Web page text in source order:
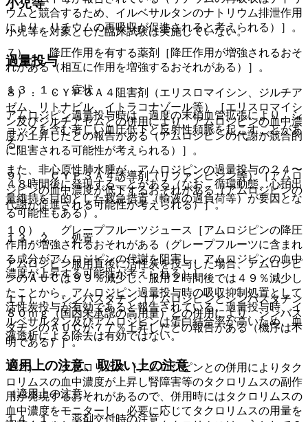
小児等
小児等を対象とした臨床試験は実施していない。
過量投与
１３．１． 症状
アムロジピン過量投与時は、過度の末梢血管拡張により、シ
ョックを含む著しい血圧低下と反射性頻脈を起こすことがあ
る。
また、非心原性肺水腫が、アムロジピンの過量投与の２４〜
４８時間後に発現することがある（なお、循環動態、心拍出
量維持を目的とした救急措置（輸液の過負荷等）が要因とな
る可能性もある）。
１３．２． 処置
アムロジピン服用直後に活性炭を投与した場合、アムロジピ
ンのＡＵＣは９９％減少し、服用２時間後では４９％減少し
たことから、アムロジピン過量投与時の吸収抑制処置として
活性炭投与が有効であると報告されている。過量投与時、イ
ルベサルタン及びアムロジピンは蛋白結合率が高いため、血
液透析による除去は有効ではない。
適用上の注意、取扱い上の注意
（適用上の注意）
１４．１． 薬剤交付時の注意
ウムと競合するため、イルベサルタンのナトリウム排泄作用
により、リチウムの再吸収が促進されると考えられる）］。
７）． 降圧作用を有する薬剤［降圧作用が増強されるおそ
れがある（相互に作用を増強するおそれがある）］。
８）． ＣＹＰ３Ａ４阻害剤（エリスロマイシン、ジルチア
ゼム、リトナビル、イトラコナゾール等）［エリスロマイシ
ン及びジルチアゼムとの併用により、アムロジピンの血中濃
度が上昇したとの報告がある（アムロジピンの代謝が競合的
に阻害される可能性が考えられる）］。
９）． ＣＹＰ３Ａ４誘導剤（リファンピシン等）［アムロ
ジピンの血中濃度が低下するおそれがある（アムロジピンの
代謝が促進される可能性が考えられる）］。
１０）． グレープフルーツジュース［アムロジピンの降圧
作用が増強されるおそれがある（グレープフルーツに含まれ
る成分がアムロジピンの代謝を阻害し、アムロジピンの血中
濃度が上昇する可能性が考えられる）］。
１１）． シンバスタチン［アムロジピンとシンバスタチン
８０ｍｇ（国内未承認の高用量）との併用により、シンバス
タチンのＡＵＣが７７％上昇したとの報告がある（機序は不
明である）］。
１２）． タクロリムス［アムロジピンとの併用によりタク
ロリムスの血中濃度が上昇し腎障害等のタクロリムスの副作
用が発現するおそれがあるので、併用時にはタクロリムスの
血中濃度をモニターし、必要に応じてタクロリムスの用量を